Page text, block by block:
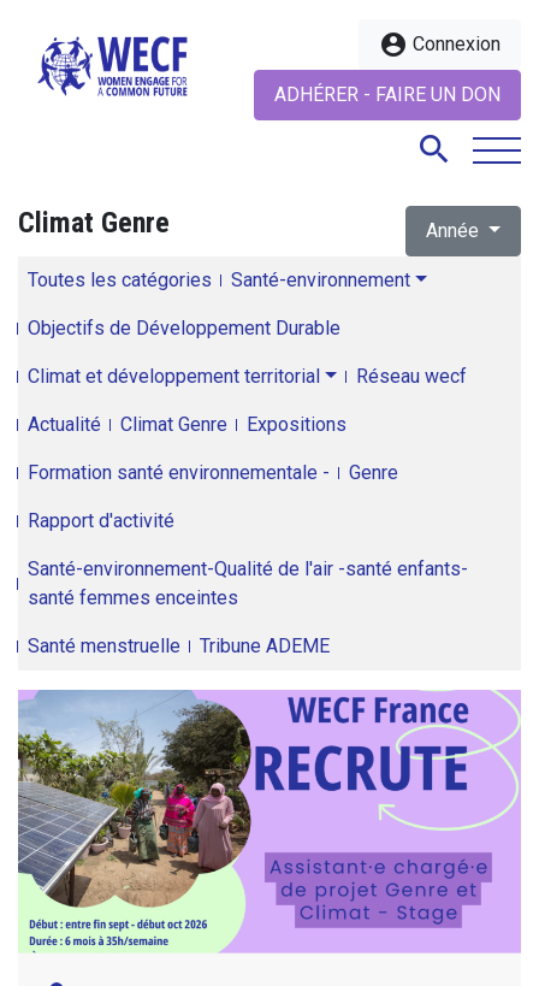
account_circle Connexion
ADHÉRER - FAIRE UN DON
search
Climat Genre Année
Toutes les catégories Santé-environnement
Objectifs de Développement Durable
Climat et développement territorial Réseau wecf
Actualité Climat Genre Expositions
Formation santé environnementale - Genre
Rapport d'activité
Santé-environnement-Qualité de l'air -santé enfants-
santé femmes enceintes
Santé menstruelle Tribune ADEME